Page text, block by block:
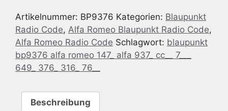
Blaupunkt
BP9376
Alfa
Romeo
147/ALFA
CC
Artikelnummer: BP9376 Kategorien: Blaupunkt
Radio Code, Alfa Romeo Blaupunkt Radio Code,
Alfa Romeo Radio Code Schlagwort: blaupunkt
bp9376 alfa romeo 147_ alfa 937_ cc__ 7___
649_ 376_ 316_ 76__
Beschreibung